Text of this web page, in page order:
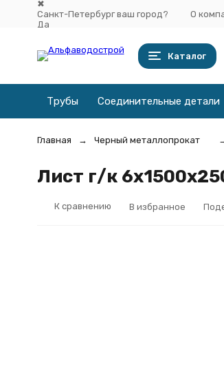
✖
Санкт-Петербург ваш город?
Да
О
Каталог
Трубы Соединительные детали
Главная Черный металлопрокат
Лист г/к
К сравнению В избранное